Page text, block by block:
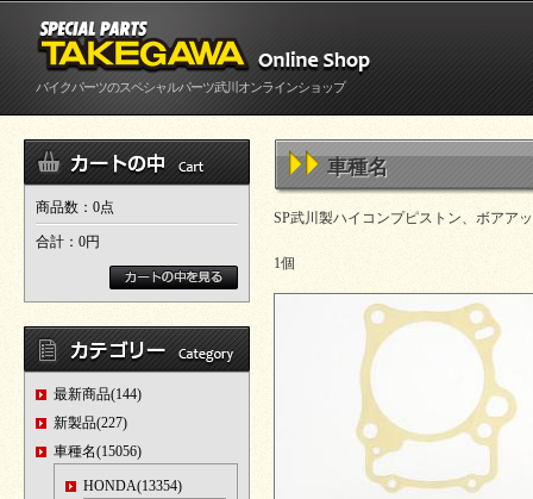
バイクパーツのスペシャルパーツ武川オンラインショップ
商品数：0点
合計： 0円
最新商品(144)
新製品(227)
車種名(15056)
HONDA(13354)
車種名
SP武川製ハイコンプピストン、ボアア
1個